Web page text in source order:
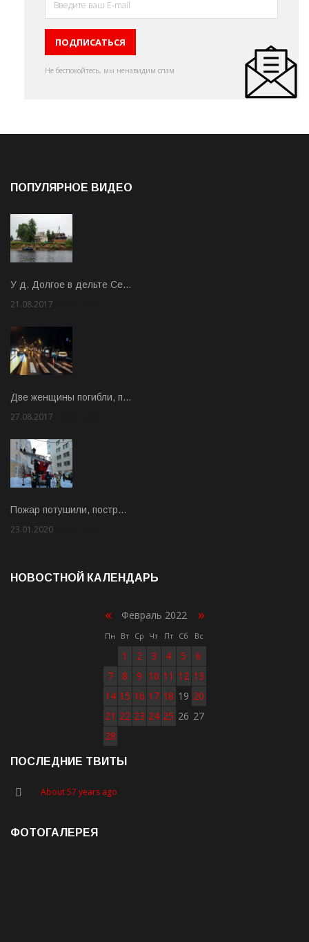
Не беспокойтесь, мы ненавидим спам
ПОПУЛЯРНОЕ ВИДЕО
У д. Долгое в дельте Се…
21.08.2017
Две женщины погибли, п…
27.08.2017
Пожар потушили, постр…
23.01.2020
НОВОСТНОЙ КАЛЕНДАРЬ
« Февраль 2022 »
Пн Вт Ср Чт Пт Сб Вс
1 2 3 4 5
6
7
8 9 10 11 12 13
14 15 16 17 18 19 20
21 22 23 24 25 26 27
28
ПОСЛЕДНИЕ ТВИТЫ
About 57 years ago
ФОТОГАЛЕРЕЯ